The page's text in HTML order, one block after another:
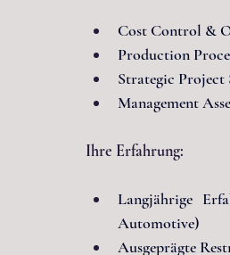
Cost Control &
Production
Strategic Project
Management
Ihre Erfahrung:
Langjährige
Automotive)
Ausgeprägte